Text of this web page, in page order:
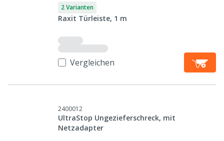
2 Varianten
Raxit Türleiste, 1 m
Vergleichen
2400012
UltraStop Ungezieferschreck, mit
Netzadapter